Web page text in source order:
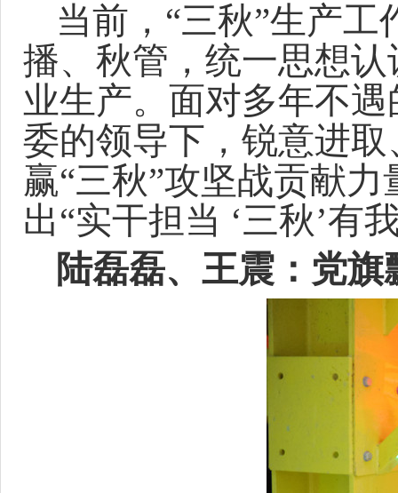
当前， “三秋”生产
播、秋管，统一思想
业生产。面对多年不
委的领导下，锐意进
赢“三秋”攻坚战贡献
出“实干担当 ‘三秋’有
陆磊磊、王震：党旗